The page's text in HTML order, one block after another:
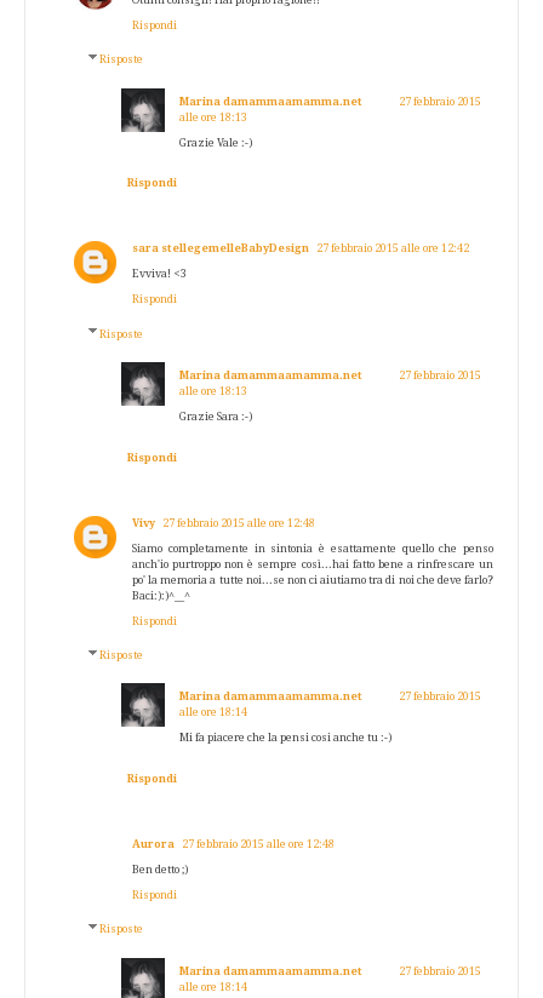
Rispondi
Risposte
Marina damammaamamma.net
27 febbraio 2015
alle ore 18:13
Grazie Vale :-)
Rispondi
sara stellegemelleBabyDesign 27 febbraio 2015 alle ore 12:42
Evviva! <3
Rispondi
Risposte
Marina damammaamamma.net
27 febbraio 2015
alle ore 18:13
Grazie Sara :-)
Rispondi
Vivy 27 febbraio 2015 alle ore 12:48
Siamo completamente in sintonia è esattamente quello che penso
anch'io purtroppo non è sempre così...hai fatto bene a rinfrescare un
po' la memoria a tutte noi...se non ci aiutiamo tra di noi che deve farlo?
Baci:):)^__^
Rispondi
Risposte
Marina damammaamamma.net
27 febbraio 2015
alle ore 18:14
Mi fa piacere che la pensi cosi anche tu :-)
Rispondi
Aurora 27 febbraio 2015 alle ore 12:48
Ben detto ;)
Rispondi
Risposte
Marina damammaamamma.net
27 febbraio 2015
alle ore 18:14